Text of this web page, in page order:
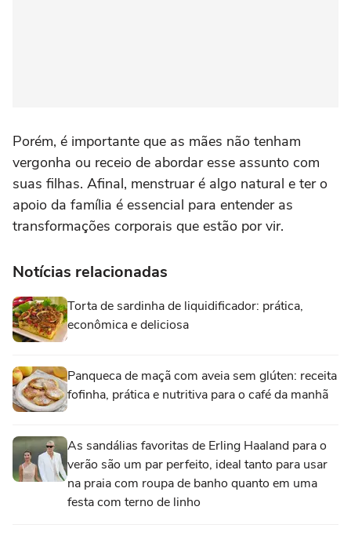
Porém, é importante que as mães não tenham
vergonha ou receio de abordar esse assunto com
suas filhas. Afinal, menstruar é algo natural e ter o
apoio da família é essencial para entender as
transformações corporais que estão por vir.
Notícias relacionadas
Torta de sardinha de liquidificador: prática,
econômica e deliciosa
Panqueca de maçã com aveia sem glúten: receita
fofinha, prática e nutritiva para o café da manhã
As sandálias favoritas de Erling Haaland para o
verão são um par perfeito, ideal tanto para usar
na praia com roupa de banho quanto em uma
festa com terno de linho